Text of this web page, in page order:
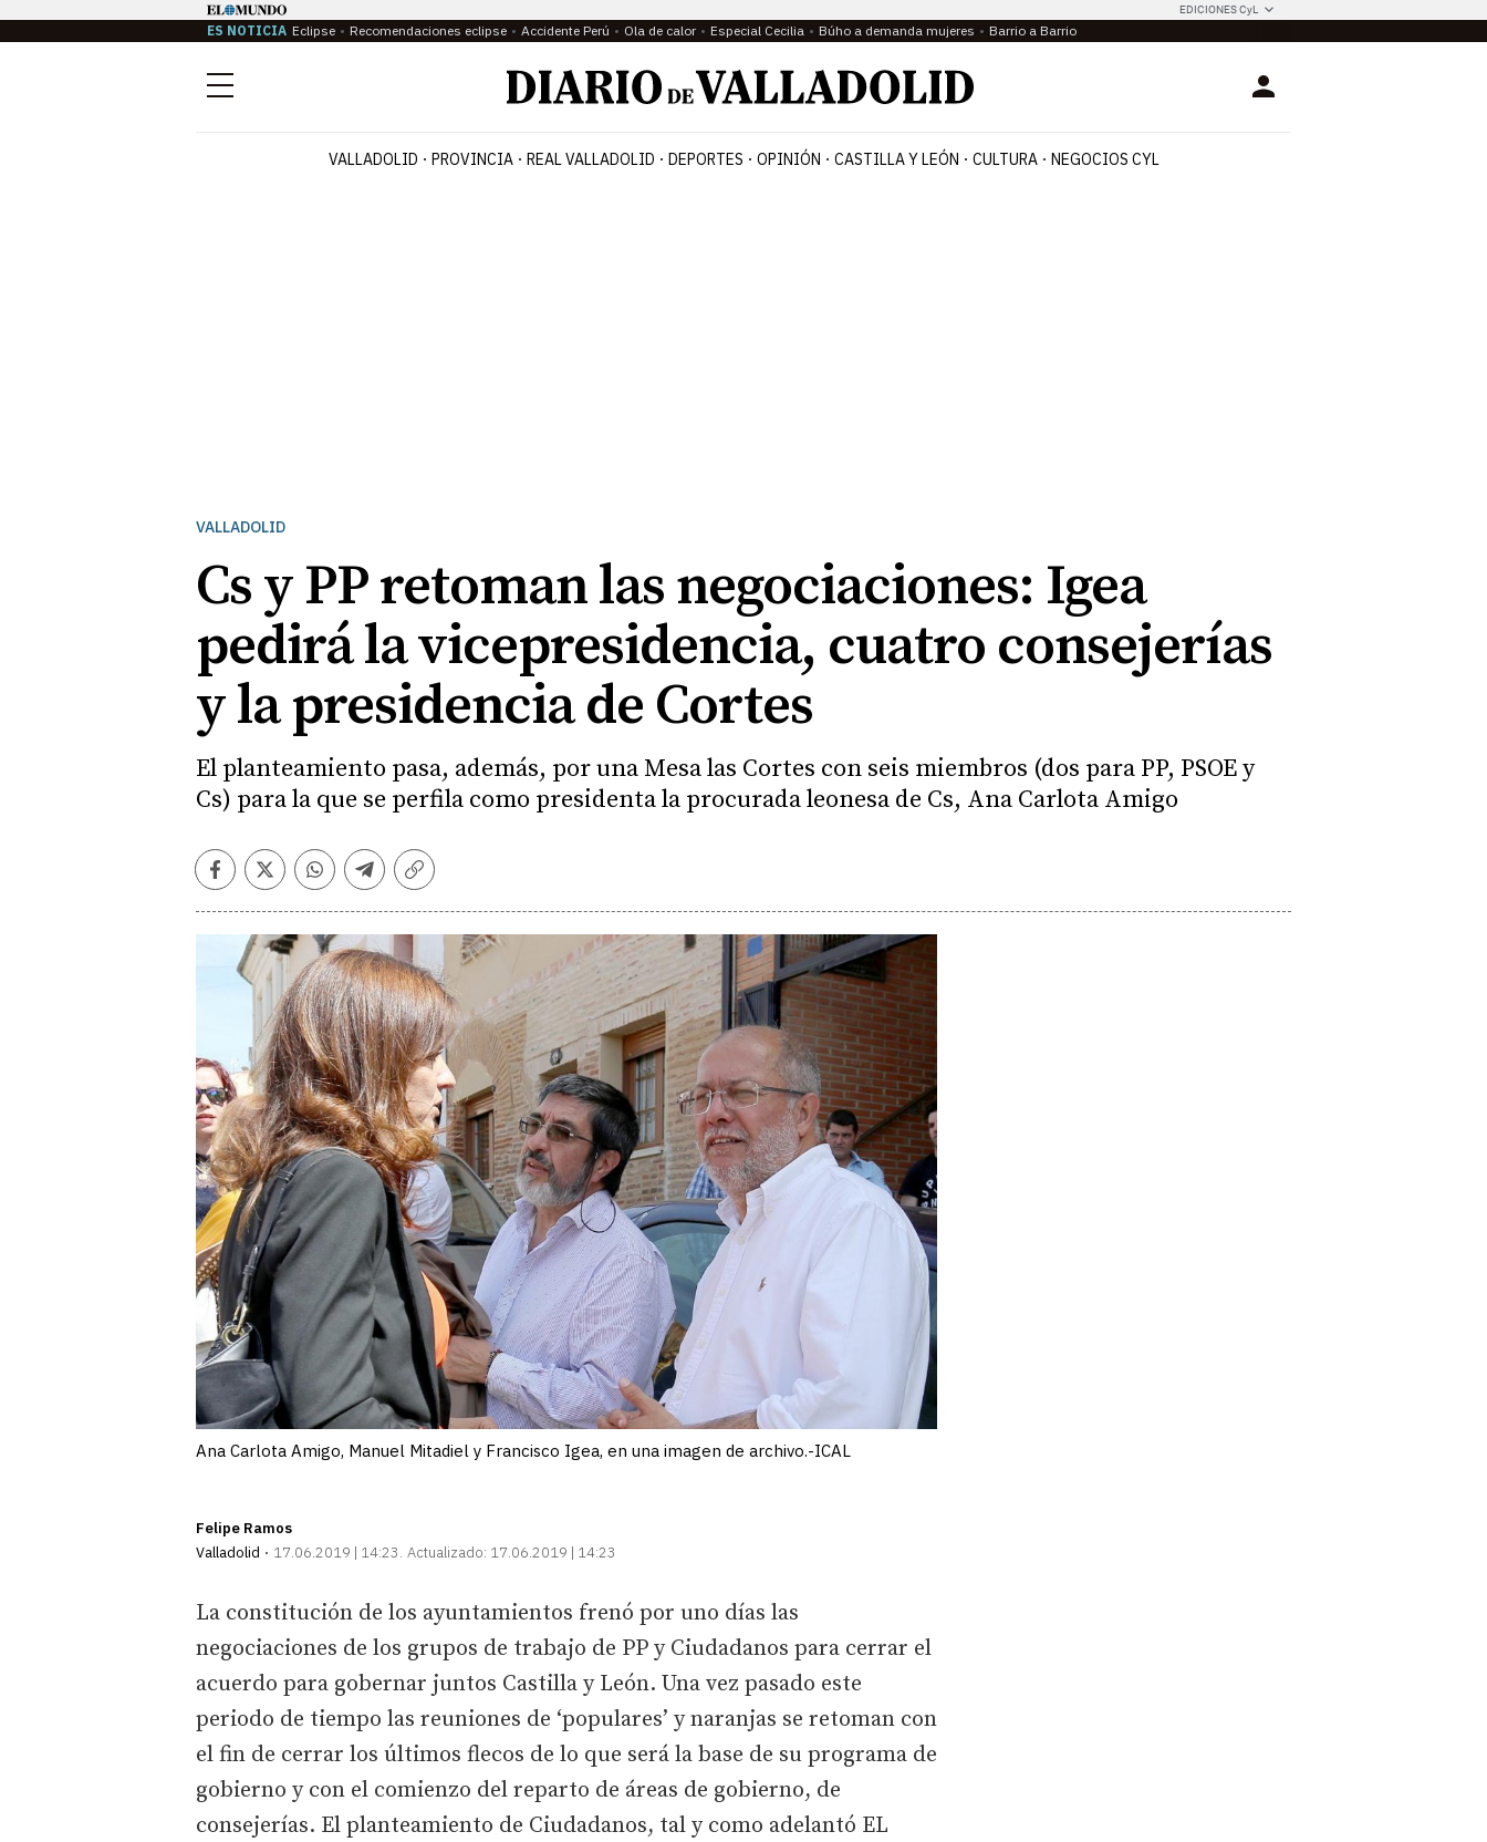
EDICIONES CyL
ES NOTICIA Eclipse Recomendaciones eclipse Accidente Perú Ola de calor Especial Cecilia Búho a demanda mujeres Barrio a Barrio
Menú Login
VALLADOLID PROVINCIA REAL VALLADOLID DEPORTES OPINIÓN CASTILLA Y LEÓN CULTURA NEGOCIOS CYL
VALLADOLID
Cs y PP retoman las negociaciones: Igea
pedirá la vicepresidencia, cuatro consejerías
y la presidencia de Cortes
El planteamiento pasa, además, por una Mesa las Cortes con seis miembros (dos para PP, PSOE y
Cs) para la que se perfila como presidenta la procurada leonesa de Cs, Ana Carlota Amigo
Facebook
TwitterWhatsapp
Telegram
Copiar
Ana Carlota Amigo, Manuel Mitadiel y Francisco Igea, en una imagen de archivo.-ICAL
Felipe Ramos
Valladolid
17.06.2019 | 14:23 Actualizado: 17.06.2019 | 14:23
La constitución de los ayuntamientos frenó por uno días las
negociaciones de los grupos de trabajo de PP y Ciudadanos para cerrar el
acuerdo para gobernar juntos Castilla y León. Una vez pasado este
periodo de tiempo las reuniones de ‘populares’ y naranjas se retoman con
el fin de cerrar los últimos flecos de lo que será la base de su programa de
gobierno y con el comienzo del reparto de áreas de gobierno, de
consejerías. El planteamiento de Ciudadanos, tal y como adelantó EL